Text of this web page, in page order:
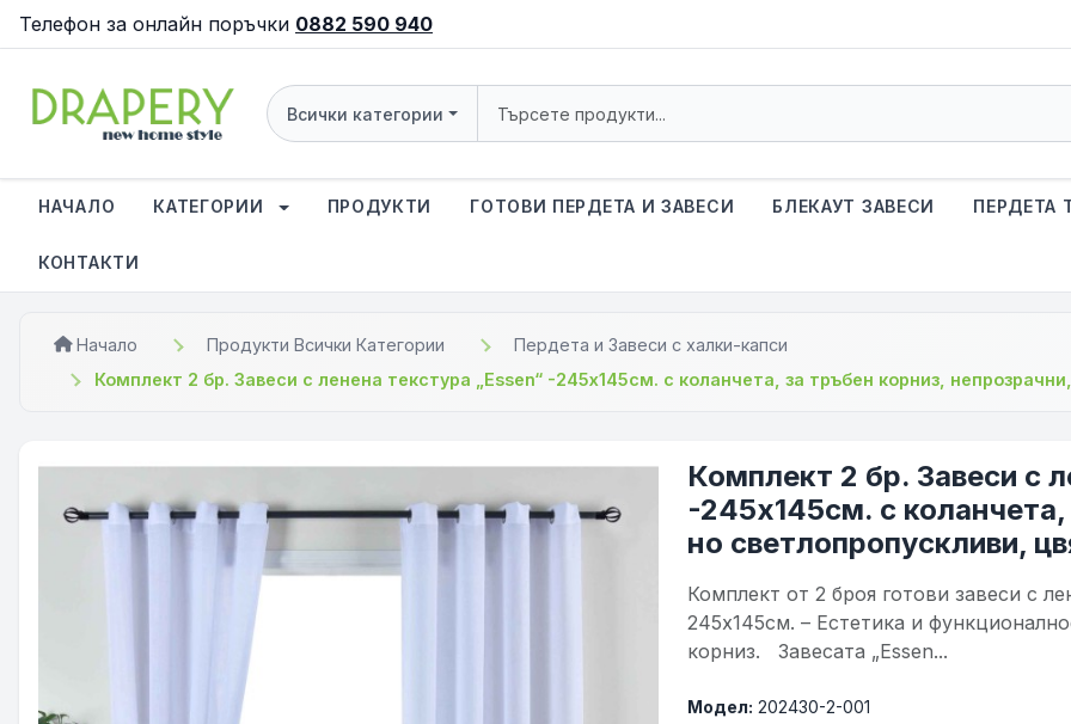
Телефон за онлайн поръчки 0882 590 940
Всички категории
НАЧАЛО КАТЕГОРИИ ПРОДУКТИ ГОТОВИ ПЕРДЕТА И ЗАВЕСИ БЛЕКАУТ ЗАВЕСИ ПЕРДЕТА
КОНТАКТИ
Начало Продукти Всички Категории
Пердета и Завеси с халки-капси
Комплект 2 бр. Завеси с ленена текстура „Essen“ -245х145см. с коланчета, за тръбен корниз,
Комплект 2 бр. Завеси с
-245х145см. с
но светлопропускливи,
Комплект от 2 броя готови завеси с
245х145см. – Естетика и
корниз. Завесата „Essen...
Модел: 202430-2-001